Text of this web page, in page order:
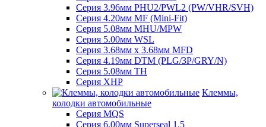
Серия 3.96мм PHU2/PWL2 (PW/VHR/SVH)
Серия 4.20мм MF (Mini-Fit)
Серия 5.08мм MHU/MPW
Серия 5.00мм WSL
Серия 3.68мм х 3.68мм MFD
Серия 4.19мм DTM (PLG/3P/GRY/N)
Серия 5.08мм TH
Серия XHP
Клеммы,
колодки автомобильные
Серия MQS
Серия 6.00мм Superseal 1.5